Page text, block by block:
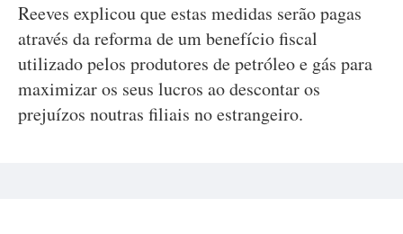
Reeves explicou que estas medidas serão pagas
através da reforma de um benefício fiscal
utilizado pelos produtores de petróleo e gás para
maximizar os seus lucros ao descontar os
prejuízos noutras filiais no estrangeiro.